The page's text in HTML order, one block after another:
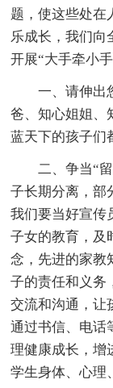
题，使这些处在
乐成长，我们向
开展“大手牵小
一、请伸出您
爸、知心姐姐、
蓝天下的孩子们
二、争当“留
子长期分离，部
我们要当好宣传
子女的教育，及
念，先进的家教
子的责任和义务
交流和沟通，让
通过书信、电话
理健康成长，增
学生身体、心理